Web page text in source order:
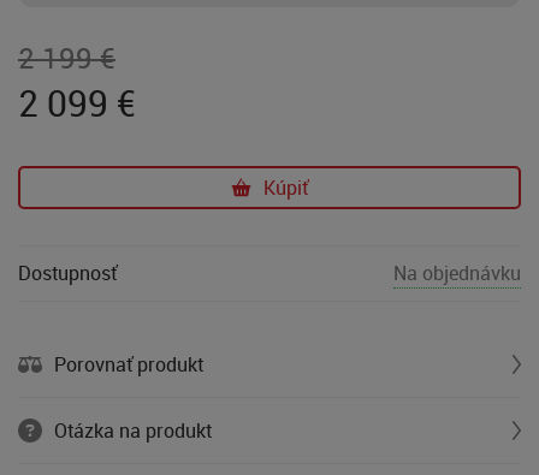
2 199 €
2 099 €
Kúpiť
Dostupnosť Na objednávku
Porovnať produkt
Otázka na produkt